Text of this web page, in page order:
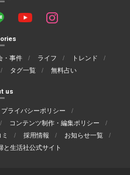
・事件 ライフ
トレンド
タグ一覧 無料占い
us
プライバシーポリシー
コンテンツ制作・編集ポリシー
採用情報
お知らせ一覧
と生活社公式サイト